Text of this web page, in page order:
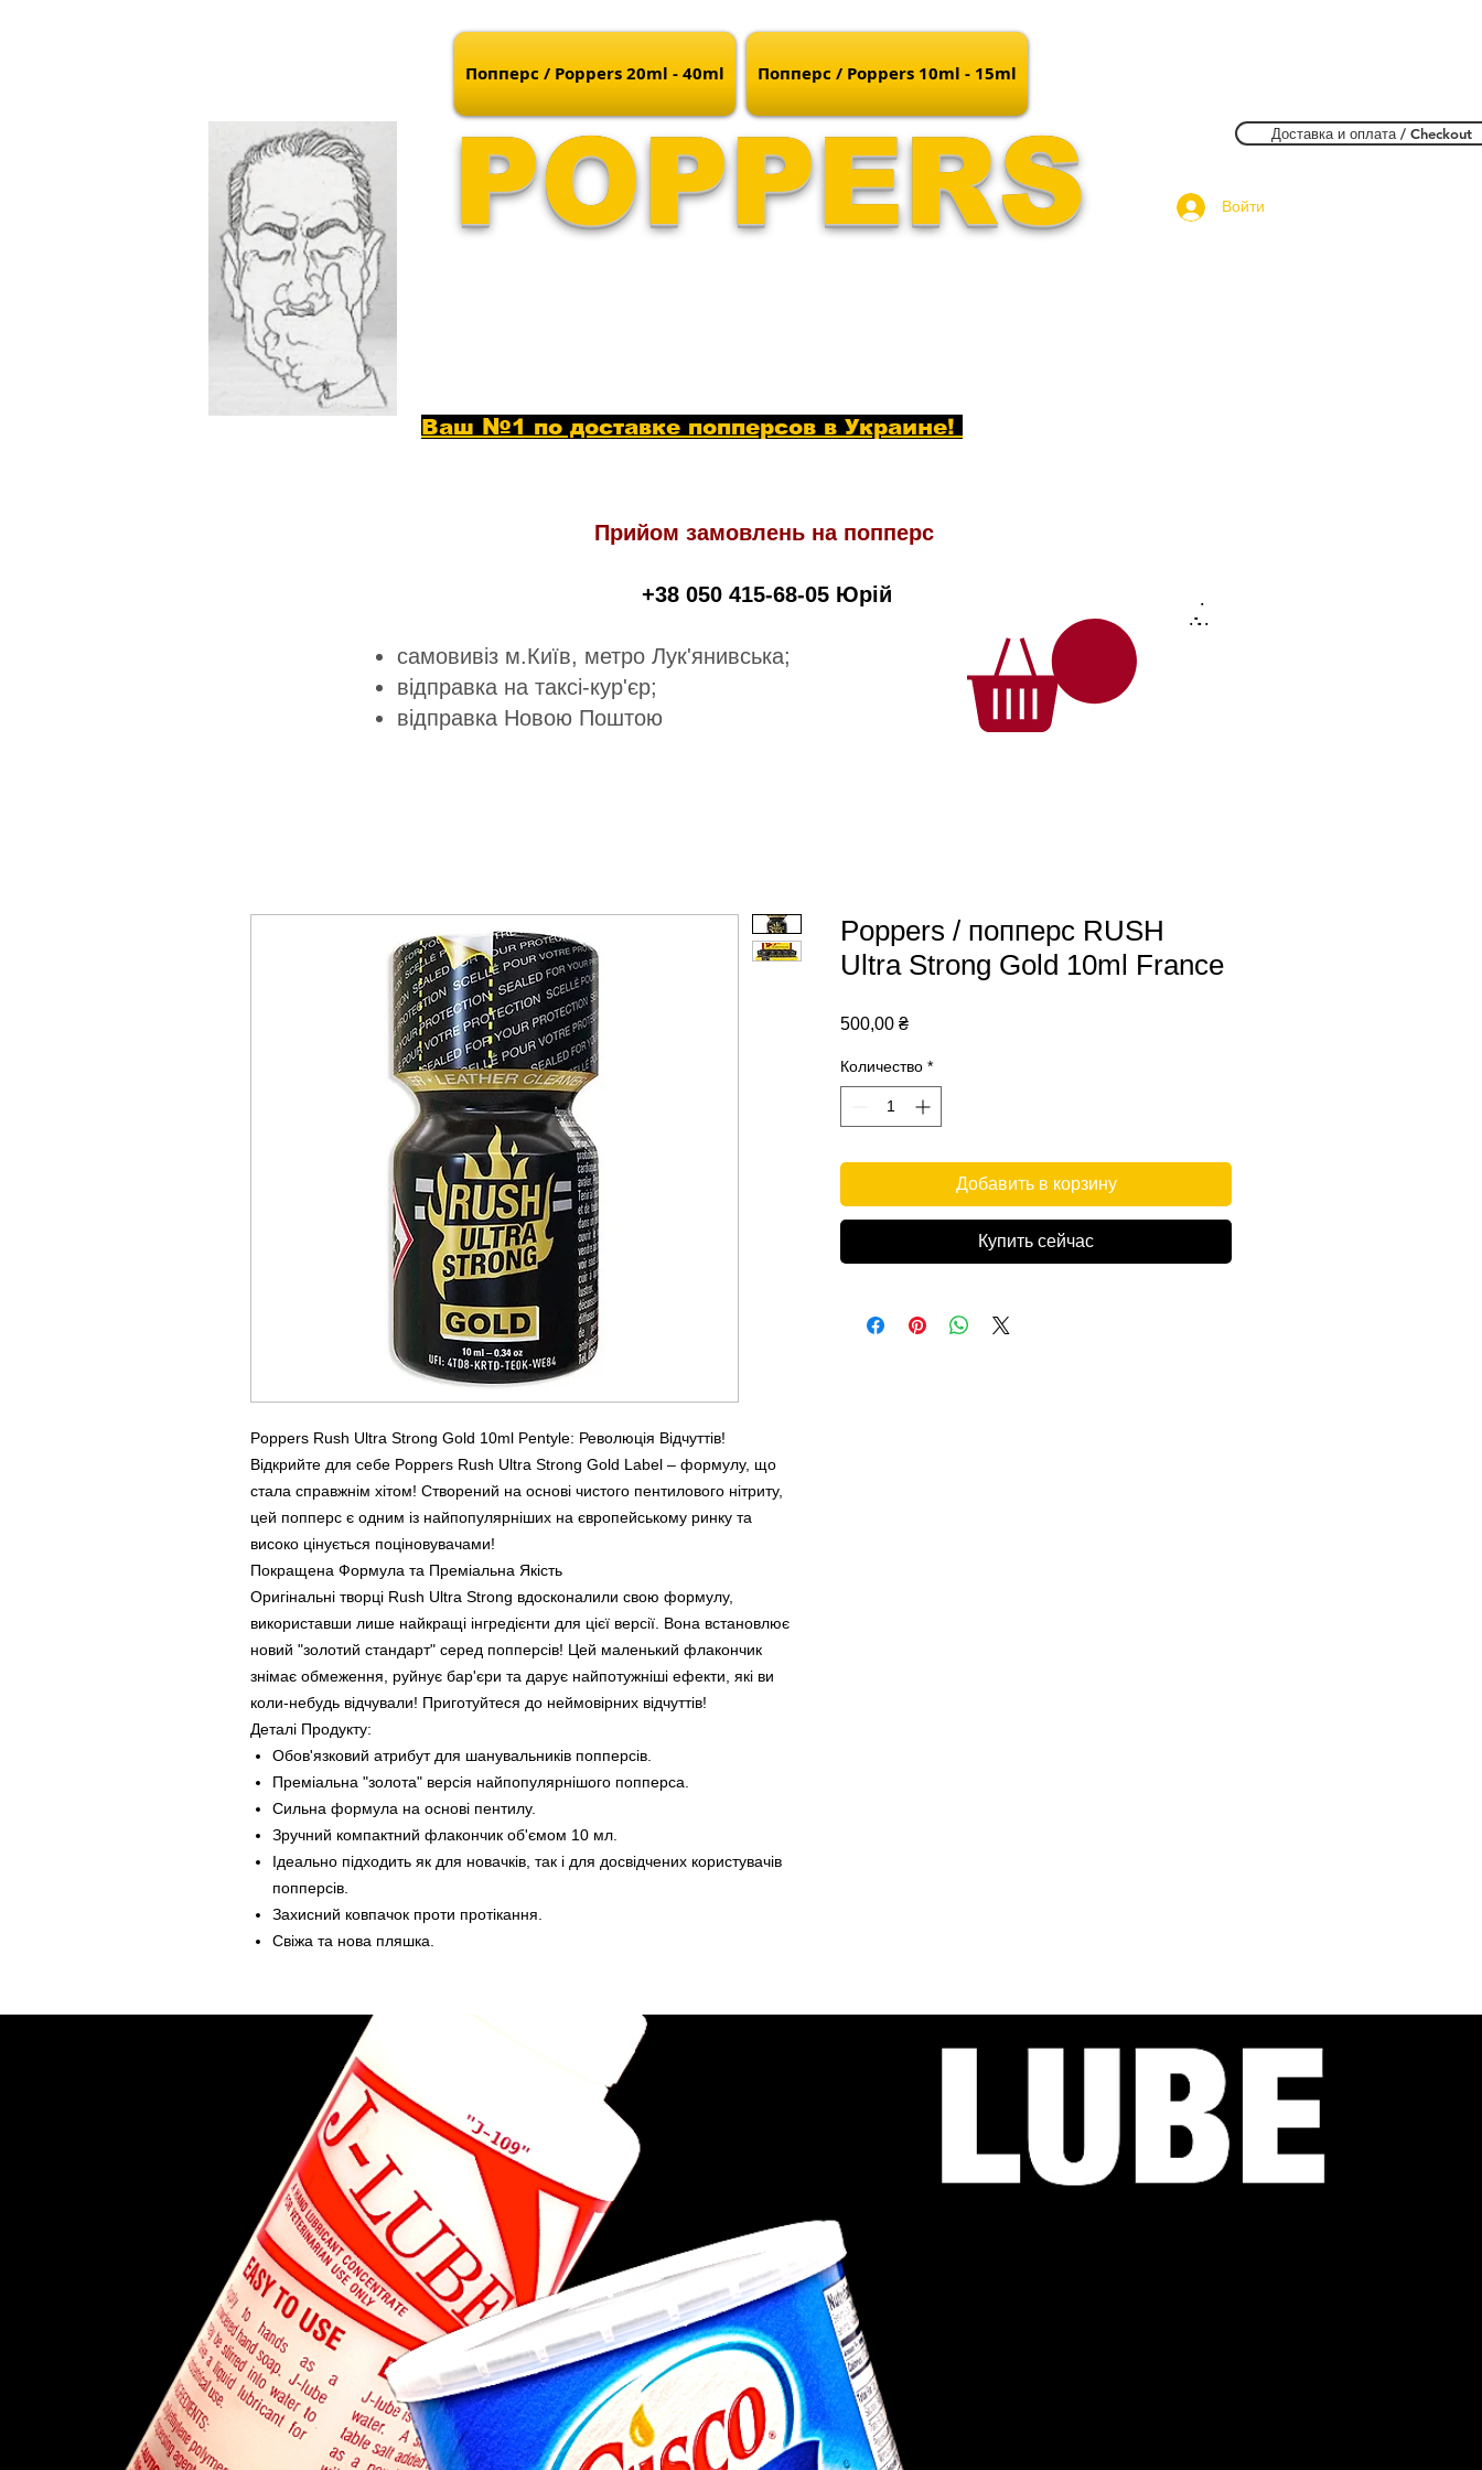
Попперс / Poppers 20ml - 40ml Попперс / Poppers 10ml - 15ml
Доставка и оплата / Checkout
POPPERS Войти
Ваш №1 по доставке попперсов в Украине!
Прийом замовлень на попперс
+38 050 415-68-05 Юрій
самовивіз м.Київ, метро Лук'янивська;
відправка на таксі-кур'єр;
відправка Новою Поштою
.
.
....
.
Poppers Rush Ultra Strong Gold 10ml Pentyle: Революція Відчуттів!
Відкрийте для себе Poppers Rush Ultra Strong Gold Label – формулу, що
стала справжнім хітом! Створений на основі чистого пентилового нітриту,
цей попперс є одним із найпопулярніших на європейському ринку та
високо цінується поціновувачами!
Покращена Формула та Преміальна Якість
Оригінальні творці Rush Ultra Strong вдосконалили свою формулу,
використавши лише найкращі інгредієнти для цієї версії. Вона встановлює
новий "золотий стандарт" серед попперсів! Цей маленький флакончик
знімає обмеження, руйнує бар'єри та дарує найпотужніші ефекти, які ви
коли-небудь відчували! Приготуйтеся до неймовірних відчуттів!
Деталі Продукту:
Обов'язковий атрибут для шанувальників попперсів.
Преміальна "золота" версія найпопулярнішого попперса.
Сильна формула на основі пентилу.
Зручний компактний флакончик об'ємом 10 мл.
Ідеально підходить як для новачків, так і для досвідчених користувачів
попперсів.
Захисний ковпачок проти протікання.
Свіжа та нова пляшка.
Poppers / попперс RUSH
Ultra Strong Gold 10ml France
500,00 ₴Цена
Количество *
Добавить в корзину
Купить сейчас